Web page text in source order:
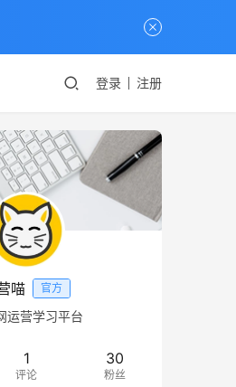
登录 注册
喵 官方
运营学习平台
1
评论
30
粉丝